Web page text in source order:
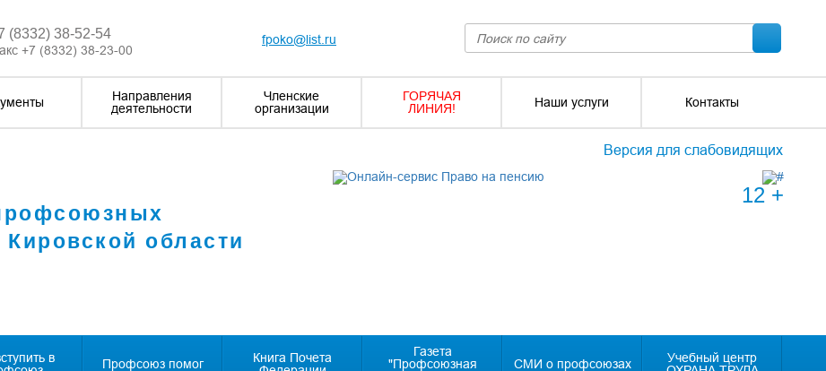
(8332) 38-52-54
+7 (8332) 38-23-00
fpoko@list.ru
Направления
деятельности
Членские
организации
ГОРЯЧАЯ
ЛИНИЯ!
Наши услуги Контакты
Версия для слабовидящих
Кировской области
12 +
в
Профсоюз помог
Книга Почета
Газета
"Профсоюзная
СМИ о профсоюзах
Учебный центр